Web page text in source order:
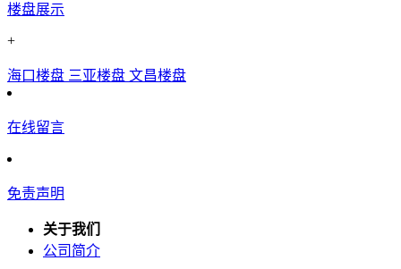
楼盘展示
+
海口楼盘 三亚楼盘 文昌楼盘
在线留言
免责声明
关于我们
公司简介